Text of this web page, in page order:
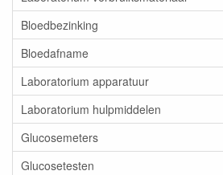
Bloedbezinking
Bloedafname
Laboratorium apparatuur
Laboratorium hulpmiddelen
Glucosemeters
Glucosetesten